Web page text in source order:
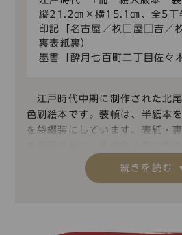
縦21.2㎝×横15.1㎝、全5丁
印記「名古屋／杦□屋□吉／
裏表紙裏）
墨書「酔月七百町二丁目佐々
江戸時代中期に制作された北
色刷絵本です。装幀は、半紙本
を袋綴装にしています。表紙・
館蔵「絵本大江山 下」は、本